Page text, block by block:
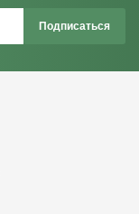
Подписаться